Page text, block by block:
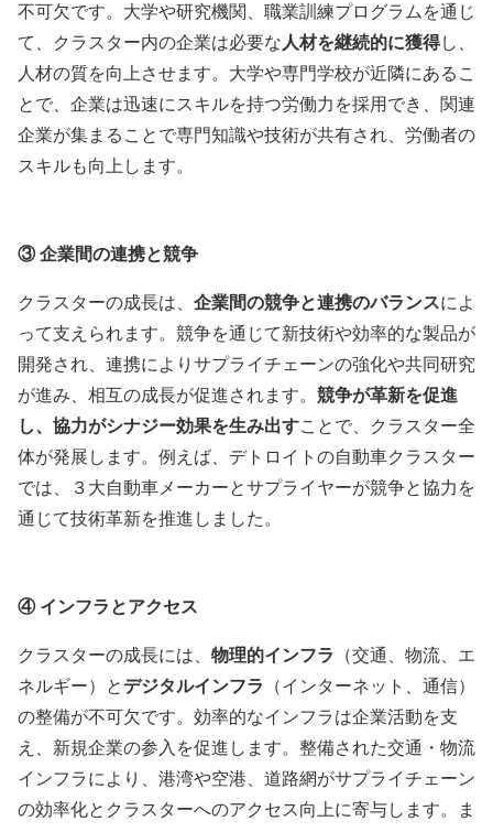
不可欠です。大学や研究機関、職業訓練プログラムを通じ
て、クラスター内の企業は必要な人材を継続的に獲得し、
人材の質を向上させます。大学や専門学校が近隣にあるこ
とで、企業は迅速にスキルを持つ労働力を採用でき、関連
企業が集まることで専門知識や技術が共有され、労働者の
スキルも向上します。
③企業間の連携と競争
クラスターの成長は、 企業間の競争と連携のバランスによ
って支えられます。競争を通じて新技術や効率的な製品が
開発され、連携によりサプライチェーンの強化や共同研究
が進み、相互の成長が促進されます。 競争が革新を促進
し、協力がシナジー効果を生み出すことで、クラスター全
体が発展します。例えば、デトロイトの自動車クラスター
では、３大自動車メーカーとサプライヤーが競争と協力を
通じて技術革新を推進しました。
④ インフラとアクセス
クラスターの成長には、 物理的インフラ
（交通、物流、エ
ネルギー）と デジタルインフラ
（インターネット、通信）
の整備が不可欠です。効率的なインフラは企業活動を支
え、新規企業の参入を促進します。整備された交通・物流
インフラにより、港湾や空港、道路網がサプライチェーン
の効率化とクラスターへのアクセス向上に寄与します。ま